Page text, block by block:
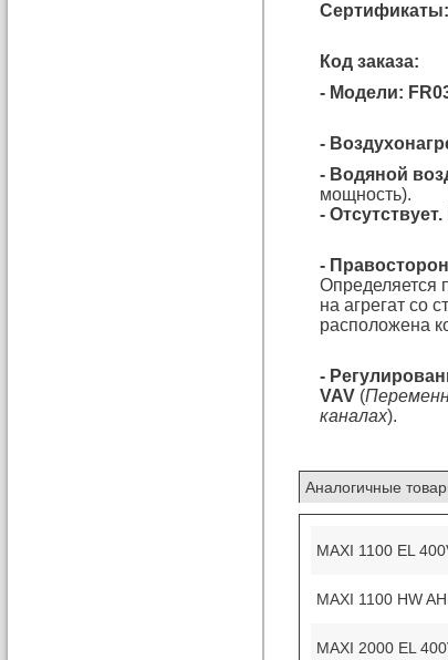
Сертификаты:
Код заказа:
- Модели:
-
- Водяной
мощность).
- Отсутствует.
-
Определяется
на агрегат со
расположена
-
VAV(
каналах).
Аналогичные
MAXI 1100 EL
MAXI 1100 HW
MAXI 2000 EL